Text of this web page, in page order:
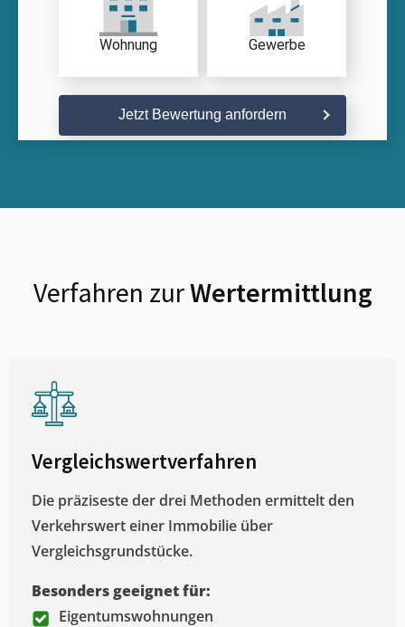
Wohnung Gewerbe
Jetzt Bewertung anfordern
Verfahren zurWertermittlung
Vergleichswertverfahren
Die präziseste der drei Methoden ermittelt den
Verkehrswert einer Immobilie über
Vergleichsgrundstücke.
Besonders geeignet für:
Eigentumswohnungen